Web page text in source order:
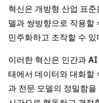
혁신은 개방형 산업 표
델과 쌍방향으로 작용할
민주화하고 조작할 수 있
이러한 혁신은 인간과
태에서 데이터와 대화할
과 전문 모델의 정밀함